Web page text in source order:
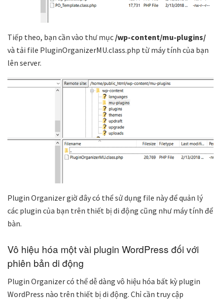
Tiếp theo, bạn cần vào thư mục /wp-content/mu-plugins/
và tải file PluginOrganizerMU.class.php từ máy tính của bạn
lên server.
Plugin Organizergiờ đây có thể sử dụng file này để quản lý
các plugin của bạn trên thiết bị di động cũng như máy tính để
bàn.
Vô hiệu hóa một vài plugin WordPress đối với
phiên bản di động
Plugin Organizer có thể dễ dàng vô hiệu hóa bất kỳ plugin
WordPress nào trên thiết bị di động. Chỉ cần truy cập